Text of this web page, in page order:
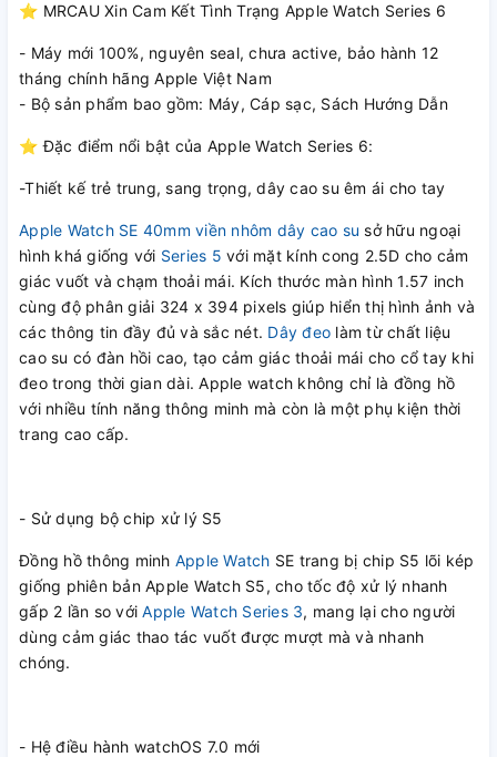
⭐ MRCAU Xin Cam Kết Tình Trạng Apple Watch Series 6
- Máy mới 100%, nguyên seal, chưa active, bảo hành 12
tháng chính hãng Apple Việt Nam
- Bộ sản phẩm bao gồm: Máy, Cáp sạc, Sách Hướng Dẫn
⭐ Đặc điểm nổi bật của Apple Watch Series 6:
-Thiết kế trẻ trung, sang trọng, dây cao su êm ái cho tay
Apple Watch SE 40mm viền nhôm dây cao su sở hữu ngoại
hình khá giống với Series 5 với mặt kính cong 2.5D cho cảm
giác vuốt và chạm thoải mái. Kích thước màn hình 1.57 inch
cùng độ phân giải 324 x 394 pixels giúp hiển thị hình ảnh và
các thông tin đầy đủ và sắc nét. Dây đeo làm từ chất liệu
cao su có đàn hồi cao, tạo cảm giác thoải mái cho cổ tay khi
đeo trong thời gian dài. Apple watch không chỉ là đồng hồ
với nhiều tính năng thông minh mà còn là một phụ kiện thời
trang cao cấp.
- Sử dụng bộ chip xử lý S5
Đồng hồ thông minh Apple Watch SE trang bị chip S5 lõi kép
giống phiên bản Apple Watch S5, cho tốc độ xử lý nhanh
gấp 2 lần so vớiApple Watch Series 3, mang lại cho người
dùng cảm giác thao tác vuốt được mượt mà và nhanh
chóng.
- Hệ điều hành watchOS 7.0 mới